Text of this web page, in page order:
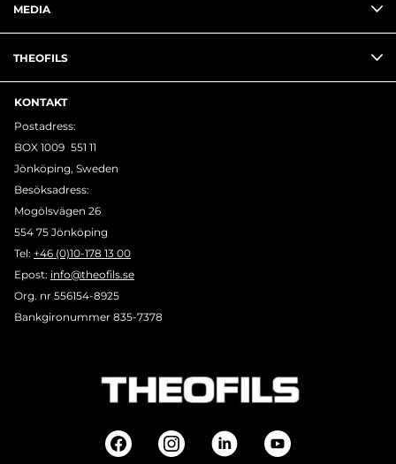
MEDIA
THEOFILS
KONTAKT
Postadress:
BOX 1009 551 11
Jönköping, Sweden
Besöksadress:
Mogölsvägen 26
554 75 Jönköping
Tel: +46 (0)10-178 13 00
Epost: info@theofils.se
Org. nr 556154-8925
Bankgironummer 835-7378